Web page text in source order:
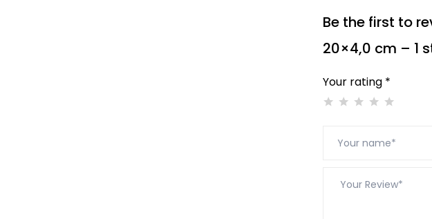
Be the first to
20×4,0 cm – 1
Your rating *